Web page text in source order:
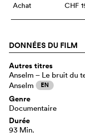
Achat CHF
DONNÉES DU FILM
Autres titres
Anselm – Le bruit du
Anselm EN
Genre
Documentaire
Durée
93 Min.